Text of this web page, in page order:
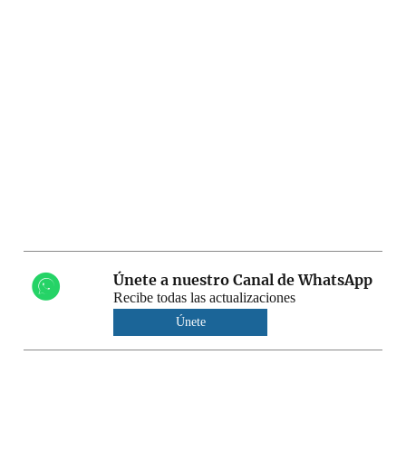
Únete a nuestro Canal de WhatsApp
Recibe todas las actualizaciones
Únete